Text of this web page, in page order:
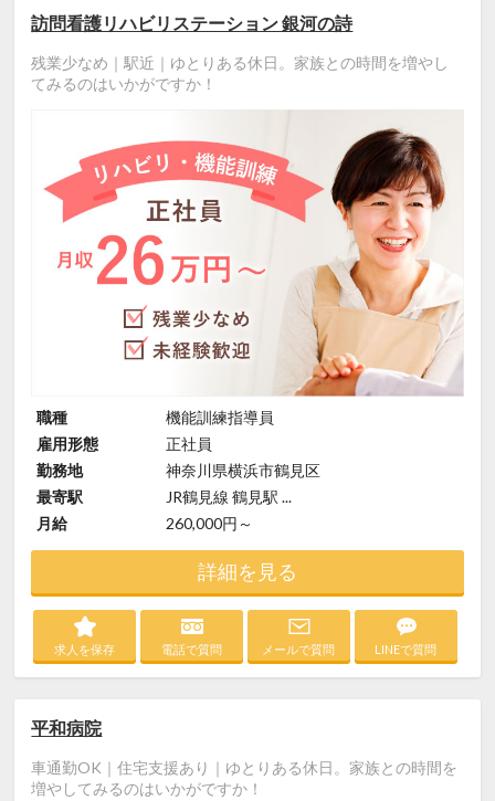
訪問看護リハビリステーション 銀河の詩
残業少なめ｜駅近｜ゆとりある休日。家族との時間を増やし
てみるのはいかがですか！
職種
機能訓練指導員
雇用形態
正社員
勤務地
神奈川県横浜市鶴見区
最寄駅
JR鶴見線 鶴見駅 ...
月給
260,000円～
詳細を見る
求人を保存 電話で質問 メールで質問 LINEで質問
平和病院
車通勤OK｜住宅支援あり｜ゆとりある休日。家族との時間を
増やしてみるのはいかがですか！